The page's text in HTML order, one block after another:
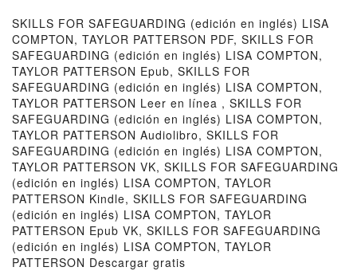
SKILLS FOR SAFEGUARDING (edición en inglés) LISA
COMPTON, TAYLOR PATTERSON PDF, SKILLS FOR
SAFEGUARDING (edición en inglés) LISA COMPTON,
TAYLOR PATTERSON Epub, SKILLS FOR
SAFEGUARDING (edición en inglés) LISA COMPTON,
TAYLOR PATTERSON Leer en línea , SKILLS FOR
SAFEGUARDING (edición en inglés) LISA COMPTON,
TAYLOR PATTERSON Audiolibro, SKILLS FOR
SAFEGUARDING (edición en inglés) LISA COMPTON,
TAYLOR PATTERSON VK, SKILLS FOR SAFEGUARDING
(edición en inglés) LISA COMPTON, TAYLOR
PATTERSON Kindle, SKILLS FOR SAFEGUARDING
(edición en inglés) LISA COMPTON, TAYLOR
PATTERSON Epub VK, SKILLS FOR SAFEGUARDING
(edición en inglés) LISA COMPTON, TAYLOR
PATTERSON Descargar gratis